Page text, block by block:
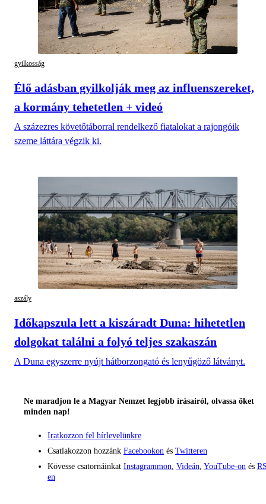
gyilkosság
Élő adásban gyilkolják meg az influenszereket,
a kormány tehetetlen + videó
A százezres követőtáborral rendelkező fiatalokat a rajongóik
szeme láttára végzik ki.
aszály
Időkapszula lett a kiszáradt Duna: hihetetlen
dolgokat találni a folyó teljes szakaszán
A Duna egyszerre nyújt hátborzongató és lenyűgöző látványt.
Ne maradjon le a Magyar Nemzet legjobb írásairól, olvassa őket
minden nap!
Iratkozzon fel hírlevelünkre
Csatlakozzon hozzánk Facebookon és Twitteren
Kövesse csatornáinkat Instagrammon Videán YouTube-on és
en